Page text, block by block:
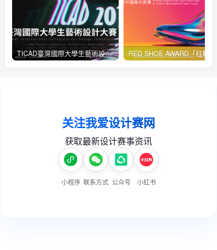
TICAD臺灣國際大學生藝術設計大賽